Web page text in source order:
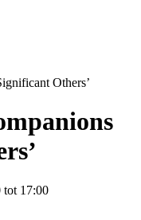
Others’
tot 17:00